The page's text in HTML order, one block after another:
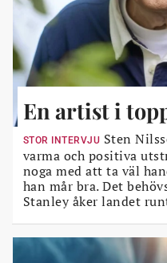
En artist i
STOR INTERVJU Sten
varma och positiva
noga med att ta väl
han mår bra. Det
Stanley åker landet